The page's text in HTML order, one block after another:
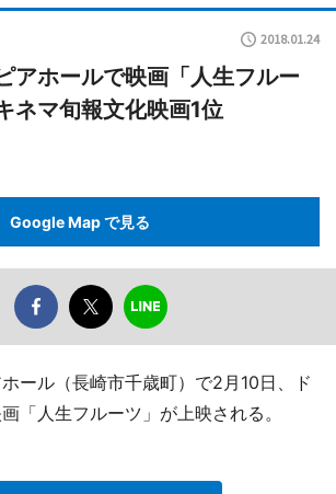
2018.01.24
アホールで映画「人生フルー
マ旬報文化映画1位
Google Map で見る
ール（長崎市千歳町）で2月10日、ド
「人生フルーツ」が上映される。